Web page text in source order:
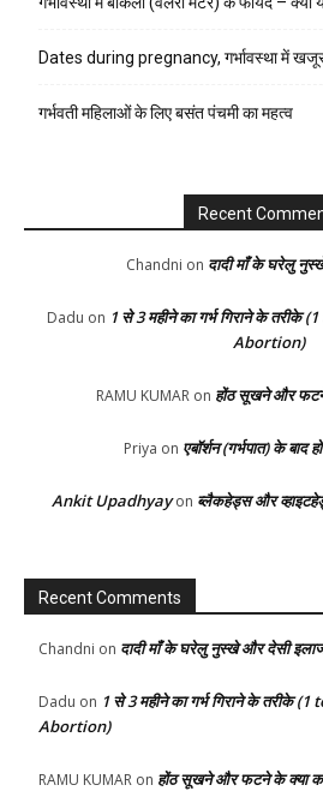
Dates during pregnancy, गर्भावस्था में
गर्भवती महिलाओं के लिए बसंत पंचमी का महत्व
Recent
Chandni on दादी माँ के घरेलु
Dadu on 1 से 3 महीने का गर्भ गिराने के
Abortion)
RAMU KUMAR on होंठ सूखने और फटने
Priya on एबॉर्शन (गर्भपात) के बाद
Ankit Upadhyayon ब्लैकहेड्स और
Recent Comments
Chandni on दादी माँ के घरेलु नुस्खे और देसी
Dadu on 1 से 3 महीने का गर्भ गिराने के तरीके
Abortion)
RAMU KUMAR on होंठ सूखने और फटने के क्या